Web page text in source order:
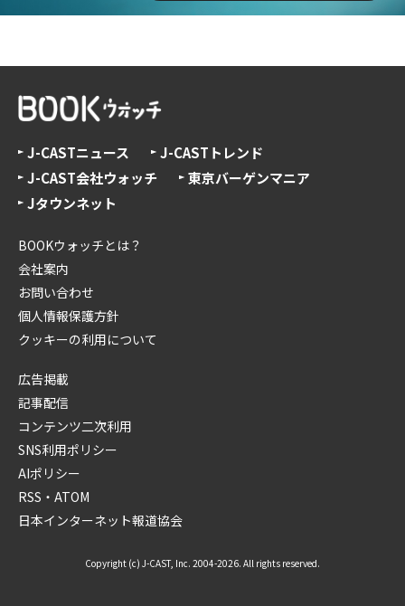
J-CASTニュース
J-CASTトレンド
J-CAST会社ウォッチ
東京バーゲンマニア
Jタウンネット
BOOKウォッチとは？
会社案内
お問い合わせ
個人情報保護方針
クッキーの利用について
広告掲載
記事配信
コンテンツ二次利用
SNS利用ポリシー
AIポリシー
RSS・ATOM
日本インターネット報道協会
Copyright (c) J-CAST, Inc. 2004-2026. All rights reserved.